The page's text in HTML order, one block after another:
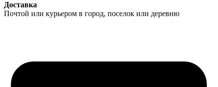
Доставка
Почтой или курьером в город, поселок или деревню